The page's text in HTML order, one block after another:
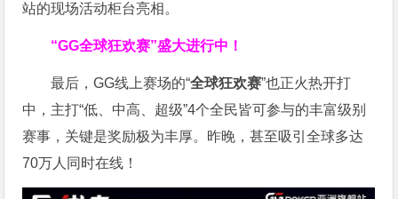
站的现场活动柜台亮相。
“GG全球狂欢赛”盛大进行中！
最后，GG线上赛场的“全球狂欢赛”也正火热开打
中，主打“低、中高、超级”4个全民皆可参与的丰富级别
赛事，关键是奖励极为丰厚。 昨晚，甚至吸引全球多达
70万人同时在线！